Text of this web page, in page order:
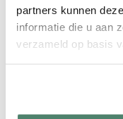
partners kunnen
informatie die u aan
verzameld op basis
Broccoli B.V.
Julianaplein 8
5211BC 's-